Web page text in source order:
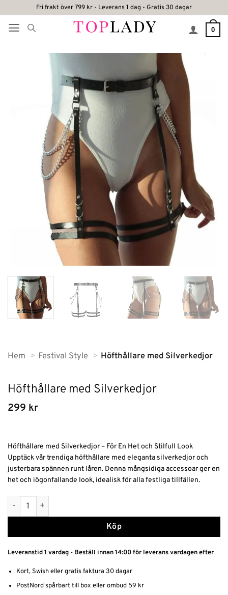
content
Fri frakt över 799 kr - Leverans 1 dag - Gratis 30 dagar
0
Hem Festival Style Höfthållare med Silverkedjor
Höfthållare med Silverkedjor
299 kr
Höfthållare med Silverkedjor – För En Het och Stilfull Look
Upptäck vår trendiga höfthållare med eleganta silverkedjor och
justerbara spännen runt låren. Denna mångsidiga accessoar ger en
het och iögonfallande look, idealisk för alla festliga tillfällen.
Höfthållare med Silverkedjor mängd
Köp
Alternative:
Leveranstid 1 vardag - Beställ innan 14:00 för leverans vardagen efter
Kort, Swish eller gratis faktura 30 dagar
PostNord spårbart till box eller ombud 59 kr